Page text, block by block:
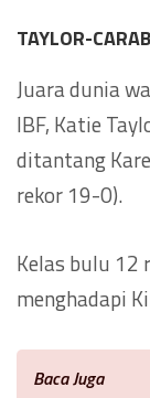
TAYLOR-
Juara dunia
IBF, Katie
ditantang
rekor 19-0).
Kelas bulu 12
menghadapi
Baca Juga